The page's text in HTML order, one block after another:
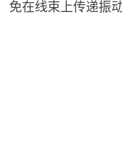
免在线束上传递振动